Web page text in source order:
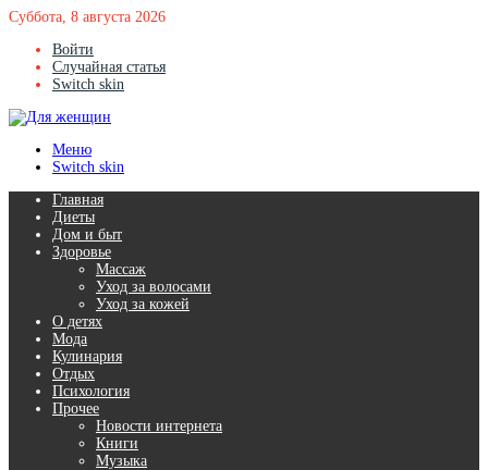
Суббота, 8 августа 2026
Войти
Случайная статья
Switch skin
Меню
Switch skin
Главная
Диеты
Дом и быт
Здоровье
Массаж
Уход за волосами
Уход за кожей
О детях
Мода
Кулинария
Отдых
Психология
Прочее
Новости интернета
Книги
Музыка